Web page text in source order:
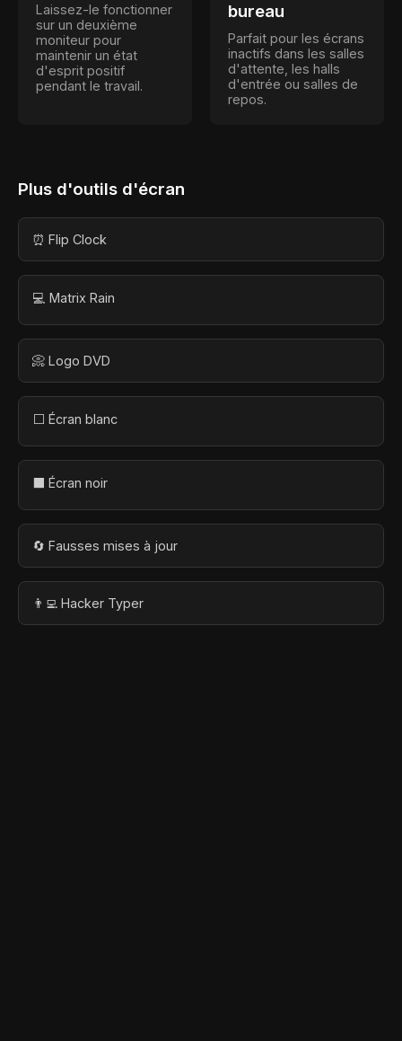
Laissez-le fonctionner
sur un deuxième
moniteur pour
maintenir un état
d'esprit positif
pendant le travail.
bureau
Parfait pour les écrans
inactifs dans les salles
d'attente, les halls
d'entrée ou salles de
repos.
Plus d'outils d'écran
⏰ Flip Clock
💻 Matrix Rain
📀 Logo DVD
⬜ Écran blanc
⬛ Écran noir
🔄 Fausses mises à jour
👨‍💻 Hacker Typer